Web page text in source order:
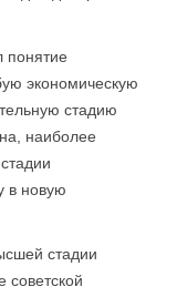
понятие
экономическую
стадию
наиболее
в новую
стадии
советской